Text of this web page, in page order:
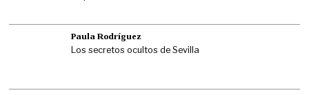
Paula Rodríguez
Los secretos ocultos de Sevilla